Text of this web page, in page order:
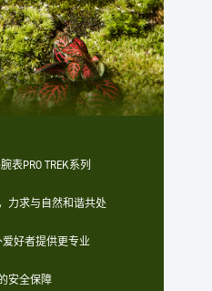
表PRO TREK系列
力求与自然和谐共处
好者提供更专业
安全保障